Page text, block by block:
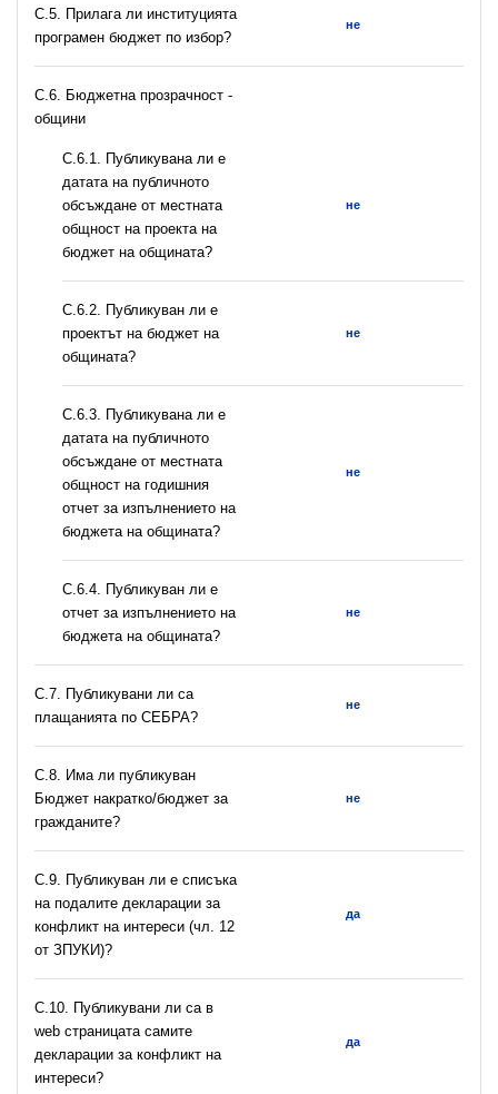
С.5. Прилага ли институцията
програмен бюджет по избор?
не
C.6. Бюджетна прозрачност -
общини
С.6.1. Публикувана ли е
датата на публичното
обсъждане от местната
общност на проекта на
бюджет на общината?
не
С.6.2. Публикуван ли е
проектът на бюджет на
общината?
не
С.6.3. Публикувана ли е
датата на публичното
обсъждане от местната
общност на годишния
отчет за изпълнението на
бюджета на общината?
не
С.6.4. Публикуван ли е
отчет за изпълнението на
бюджета на общината?
не
С.7. Публикувани ли са
плащанията по СЕБРА?
не
С.8. Има ли публикуван
Бюджет накратко/бюджет за
гражданите?
не
C.9. Публикуван ли е списъка
на подалите декларации за
конфликт на интереси (чл. 12
от ЗПУКИ)?
да
C.10. Публикувани ли са в
web страницата самите
декларации за конфликт на
интереси?
да